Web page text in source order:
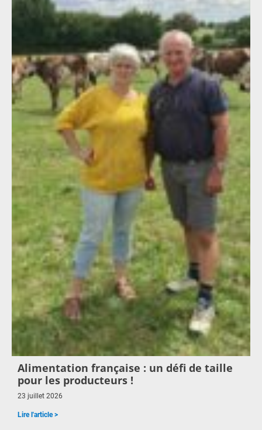
Alimentation française : un défi de taille
pour les producteurs !
23 juillet 2026
Lire l'article >